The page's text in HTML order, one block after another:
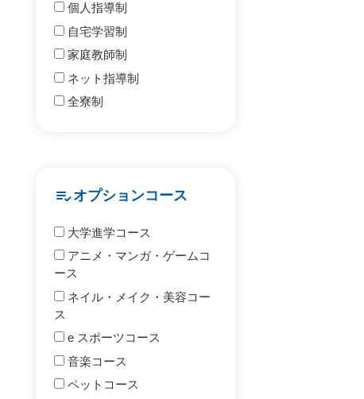
個人指導制
自宅学習制
家庭教師制
ネット指導制
全寮制
playlist_add_checkオプションコース
大学進学コース
アニメ・マンガ・ゲームコ
ース
ネイル・メイク・美容コー
ス
e スポーツコース
音楽コース
ペットコース